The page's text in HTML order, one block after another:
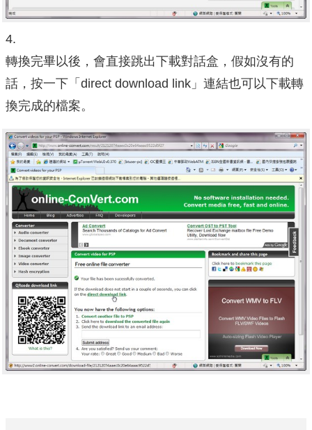
4.
轉換完畢以後，會直接跳出下載對話盒，假如沒有的
話，按一下「direct download link」連結也可以下載轉
換完成的檔案。